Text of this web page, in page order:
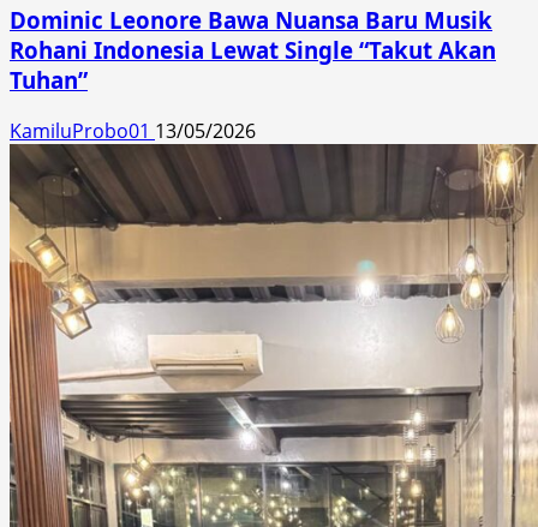
Dominic Leonore Bawa Nuansa Baru Musik
Rohani Indonesia Lewat Single “Takut Akan
Tuhan”
KamiluProbo01 13/05/2026